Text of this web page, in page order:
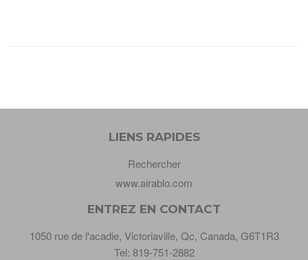
LIENS RAPIDES
Rechercher
www.airablo.com
ENTREZ EN CONTACT
1050 rue de l'acadie, Victoriaville, Qc, Canada, G6T1R3
Tel: 819-751-2882